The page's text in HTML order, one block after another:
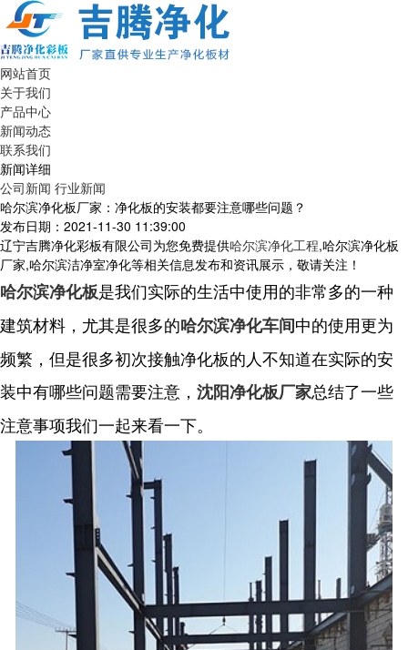
网站首页
关于我们
产品中心
新闻动态
联系我们
新闻详细
公司新闻 行业新闻
哈尔滨净化板厂家：净化板的安装都要注意哪些问题？
发布日期：2021-11-30 11:39:00
辽宁吉腾净化彩板有限公司为您免费提供哈尔滨净化工程,哈尔滨净化板
厂家,哈尔滨洁净室净化等相关信息发布和资讯展示，敬请关注！
哈尔滨净化板是我们实际的生活中使用的非常多的一种
建筑材料，尤其是很多的哈尔滨净化车间中的使用更为
频繁，但是很多初次接触净化板的人不知道在实际的安
装中有哪些问题需要注意， 沈阳净化板厂家总结了一些
注意事项我们一起来看一下。